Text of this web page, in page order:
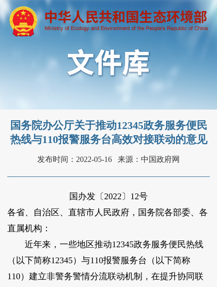
国务院办公厅关于推动12345政务服务便民
热线与110报警服务台高效对接联动的意见
发布时间：2022-05-16 来源：中国政府网
国办发〔2022〕12号
各省、自治区、直辖市人民政府，国务院各部委、各
直属机构：
近年来，一些地区推动12345政务服务便民热线
（以下简称12345）与110报警服务台（以下简称
110）建立非警务警情分流联动机制，在提升协同联